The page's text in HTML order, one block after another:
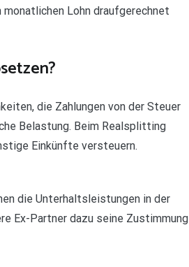
Lohn draufgerechnet
die Zahlungen von der Steuer
Belastung. Beim Realsplitting
Einkünfte versteuern.
die Unterhaltsleistungen in der
Ex-Partner dazu seine Zustimmung